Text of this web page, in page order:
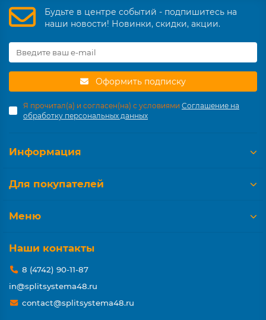
Будьте в центре событий - подпишитесь на
наши новости! Новинки, скидки, акции.
Оформить подписку
Я прочитал(а) и согласен(на) с условиями Соглашение на
обработку персональных данных
Информация
Для покупателей
Меню
Наши контакты
8 (4742) 90-11-87
in@splitsystema48.ru
contact@splitsystema48.ru